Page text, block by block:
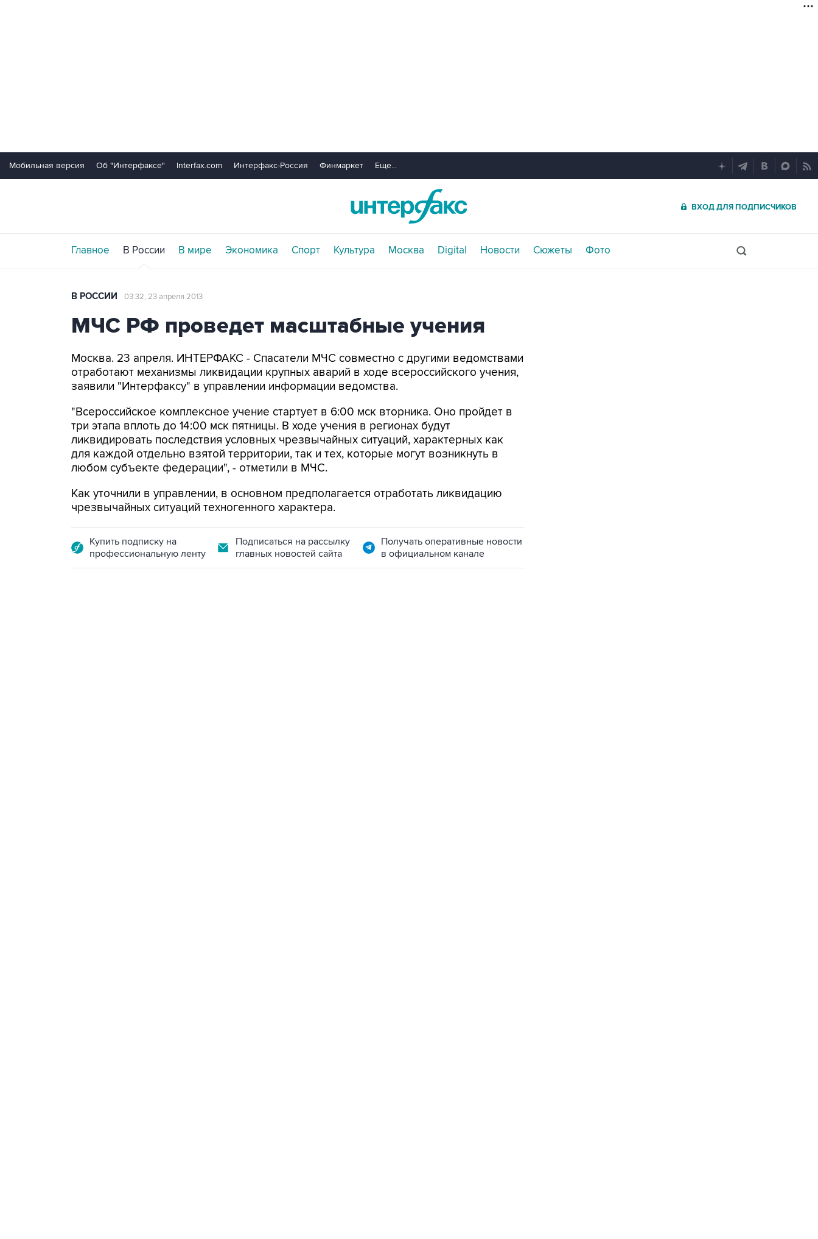
Мобильная версия Об "Интерфаксе" Interfax.com Интерфакс-Россия Финмаркет Еще...
ВХОД ДЛЯ ПОДПИСЧИКОВ
Главное В России В мире Экономика Спорт Культура Москва Digital Новости Сюжеты Фото
В РОССИИ 03:32, 23 апреля 2013
МЧС РФ проведет масштабные учения
Москва. 23 апреля. ИНТЕРФАКС - Спасатели МЧС совместно с другими ведомствами
отработают механизмы ликвидации крупных аварий в ходе всероссийского учения,
заявили "Интерфаксу" в управлении информации ведомства.
"Всероссийское комплексное учение стартует в 6:00 мск вторника. Оно пройдет в
три этапа вплоть до 14:00 мск пятницы. В ходе учения в регионах будут
ликвидировать последствия условных чрезвычайных ситуаций, характерных как
для каждой отдельно взятой территории, так и тех, которые могут возникнуть в
любом субъекте федерации", - отметили в МЧС.
Как уточнили в управлении, в основном предполагается отработать ликвидацию
чрезвычайных ситуаций техногенного характера.
Купить подписку на
профессиональную ленту
Подписаться на рассылку
главных новостей сайта
Получать оперативные новости
в официальном канале